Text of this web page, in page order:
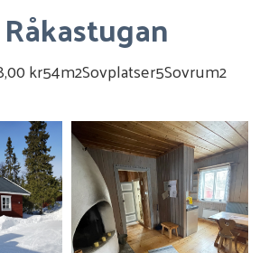
kr54m2Sovplatser5Sovrum2